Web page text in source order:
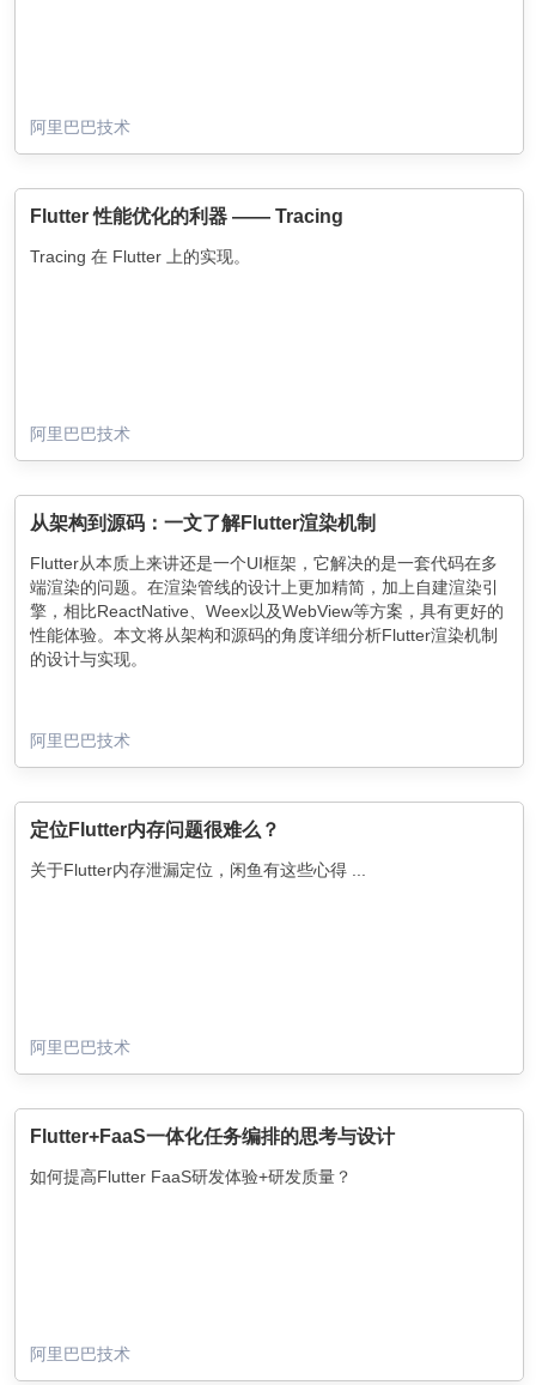
阿里巴巴技术
Flutter 性能优化的利器 —— Tracing
Tracing 在 Flutter 上的实现。
阿里巴巴技术
从架构到源码：一文了解Flutter渲染机制
Flutter从本质上来讲还是一个UI框架，它解决的是一套代码在多
端渲染的问题。在渲染管线的设计上更加精简，加上自建渲染引
擎，相比ReactNative、Weex以及WebView等方案，具有更好的
性能体验。本文将从架构和源码的角度详细分析Flutter渲染机制
的设计与实现。
阿里巴巴技术
定位Flutter内存问题很难么？
关于Flutter内存泄漏定位，闲鱼有这些心得 ...
阿里巴巴技术
Flutter+FaaS一体化任务编排的思考与设计
如何提高Flutter FaaS研发体验+研发质量？
阿里巴巴技术